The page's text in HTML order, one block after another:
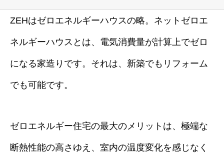
ZEHはゼロエネルギーハウスの略。ネットゼロエ
ネルギーハウスとは、電気消費量が計算上でゼロ
になる家造りです。それは、新築でもリフォーム
でも可能です。
ゼロエネルギー住宅の最大のメリットは、極端な
断熱性能の高さゆえ、室内の温度変化を感じなく